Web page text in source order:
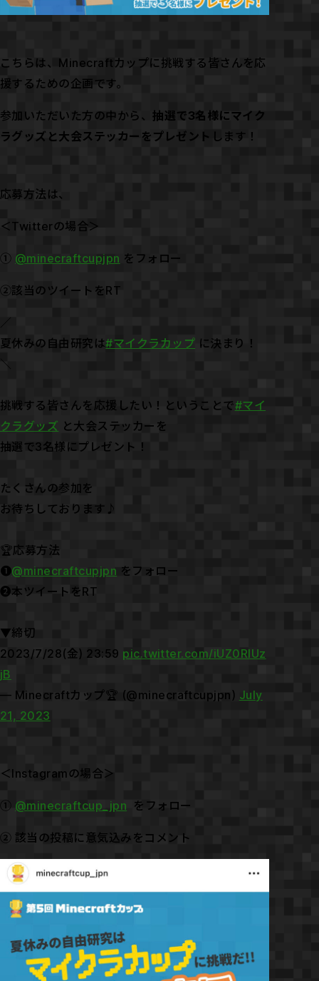
こちらは、Minecraftカップに挑戦する皆さんを応
援するための企画です。
参加いただいた方の中から、抽選で3名様にマイク
ラグッズと大会ステッカーをプレゼント します！
応募方法は、
＜Twitterの場合＞
① @minecraftcupjpn をフォロー
②該当のツイートをRT
／
夏休みの自由研究は#マイクラカップ に決まり！
＼
挑戦する皆さんを応援したい！ということで#マイ
クラグッズ と大会ステッカーを
抽選で3名様にプレゼント！
たくさんの参加を
お待ちしております♪
🏆応募方法
❶@minecraftcupjpn をフォロー
❷本ツイートをRT
▼締切
2023/7/28(金) 23:59 pic.twitter.com/iUZ0RlUz
jB
— Minecraftカップ🏆 (@minecraftcupjpn) July
21, 2023
＜Instagramの場合＞
① @minecraftcup_jpn をフォロー
② 該当の投稿に意気込みをコメント